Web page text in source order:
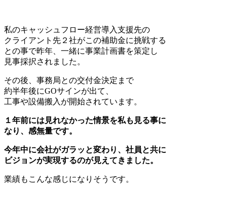
私のキャッシュフロー経営導入支援先の
クライアント先２社がこの補助金に挑戦する
との事で昨年、一緒に事業計画書を策定し
見事採択されました。
その後、事務局との交付金決定まで
約半年後にGOサインが出て、
工事や設備搬入が開始されています。
１年前には見れなかった情景を私も見る事に
なり、感無量です。
今年中に会社がガラッと変わり、社員と共に
ビジョンが実現するのが見えてきました。
業績もこんな感じになりそうです。